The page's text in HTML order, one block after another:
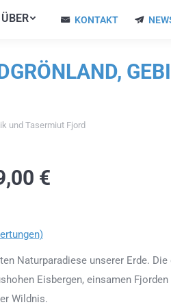
ÜBER KONTAKT
und Tasermiut Fjord
€
Naturparadiese unserer Erde. Die
Eisbergen, einsamen Fjorden
Wildnis.
ÜBER KONTAKT